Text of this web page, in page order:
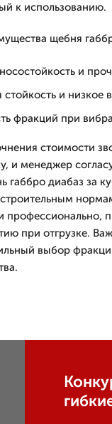
к использованию.
щебня
и
стойкость и низкое
фракций при
стоимости
и менеджер
габбро диабаз за
профессионально,
при отгрузке.
выбор